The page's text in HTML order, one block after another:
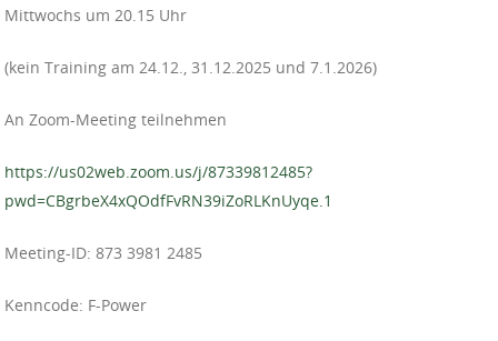
Mittwochs um 20.15 Uhr
(kein Training am 24.12., 31.12.2025 und 7.1.2026)
An Zoom-Meeting teilnehmen
https://us02web.zoom.us/j/87339812485?
pwd=CBgrbeX4xQOdfFvRN39iZoRLKnUyqe.1
Meeting-ID: 873 3981 2485
Kenncode: F-Power